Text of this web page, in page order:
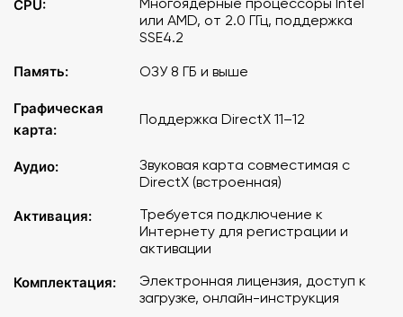
CPU:
или AMD, от 2.0 ГГц, поддержка
SSE4.2
Память:
ОЗУ 8 ГБ и выше
Графическая
карта:
Поддержка DirectX 11–12
Аудио:
Звуковая карта совместимая с
DirectX (встроенная)
Активация:
Требуется подключение к
Интернету для регистрации и
активации
Комплектация:
Электронная лицензия, доступ к
загрузке, онлайн-инструкция